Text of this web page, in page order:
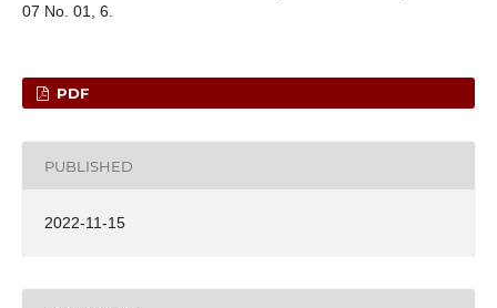
07 No. 01, 6.
PDF
PUBLISHED
2022-11-15